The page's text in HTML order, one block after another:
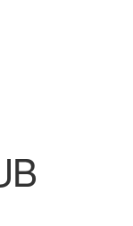
Ratgeber